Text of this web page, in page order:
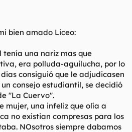
bien amado Liceo:
tenía una nariz mas que
era polluda-aguilucha, por lo
consiguió que le adjudicasen
consejo estudiantil, se decidió
"La Cuervo".
mujer, una infeliz que olía a
no existian compresas para los
NOsotros siempre dabamos